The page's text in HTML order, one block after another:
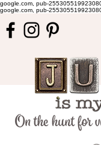
google.com, pub-
google.com, pub-